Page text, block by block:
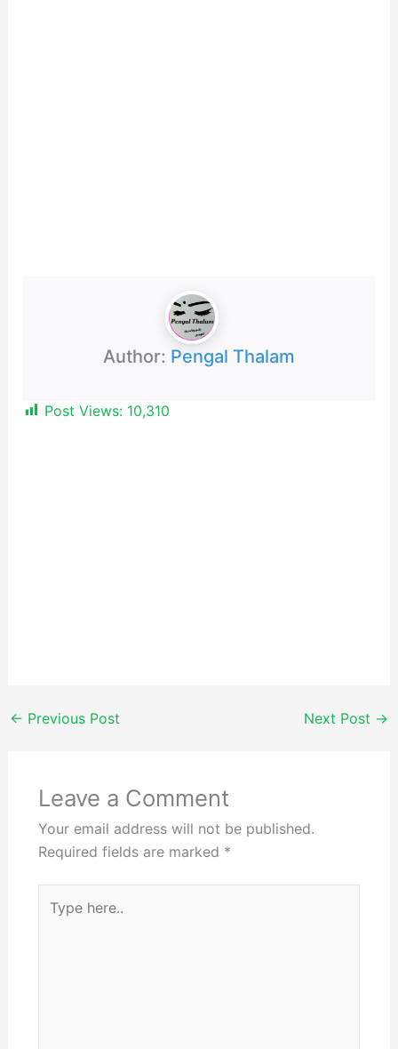
Author: Pengal Thalam
Post Views: 10,310
← Previous Post Next Post →
Leave a Comment
Your email address will not be published.
Required fields are marked *
here..